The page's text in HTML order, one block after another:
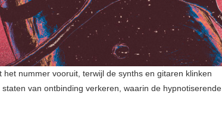
nummer vooruit, terwijl de synths en gitaren klinken
van ontbinding verkeren, waarin de hypnotiserende